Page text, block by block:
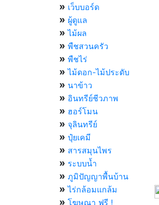
» เว็บบอร์ด
» ผู้ดูแล
» ไม้ผล
» พืชสวนครัว
» พืชไร่
» ไม้ดอก-ไม้ประดับ
» นาข้าว
» อินทรีย์ชีวภาพ
» ฮอร์โมน
» จุลินทรีย์
» ปุ๋ยเคมี
» สารสมุนไพร
» ระบบน้ำ
» ภูมิปัญญาพื้นบ้าน
» ไร่กล้อมแกล้ม
» โฆษณา ฟรี !